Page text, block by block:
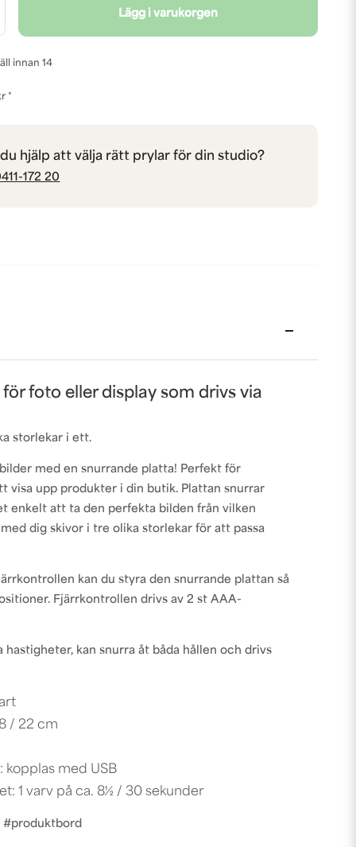
Lägg i varukorgen
innan 14
*
du hjälp att välja rätt prylar för din studio?
172 20
foto eller display som drivs via
storlekar i ett.
med en snurrande platta! Perfekt för
visa upp produkter i din butik. Plattan snurrar
enkelt att ta den perfekta bilden från vilken
dig skivor i tre olika storlekar för att passa
kan du styra den snurrande plattan så
Fjärrkontrollen drivs av 2 st AAA-
kan snurra åt båda hållen och drivs
/ 22 cm
med USB
1 varv på ca. 8½ / 30 sekunder